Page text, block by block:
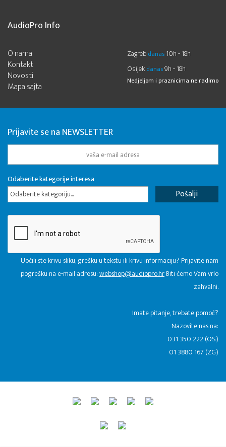
AudioPro Info
O nama
Kontakt
Novosti
Mapa sajta
Zagreb danas 10h - 18h
Osijek danas9h - 18h
Nedjeljom i praznicima ne radimo
Prijavite se na NEWSLETTER
Odaberite kategorije interesa
Odaberite kategoriju...
Uočili ste krivu sliku, grešku u tekstu ili krivu informaciju? Prijavite nam
pogrešku na e-mail adresu:webshop@audiopro.hrBiti ćemo Vam vrlo
zahvalni.
​Imate pitanje, trebate pomoć?
Nazovite nas na:
031 350 222 (OS)
01 3880 167 (ZG)